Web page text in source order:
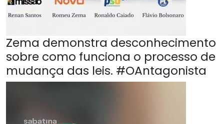
Zema demonstra desconhecimento
sobre como funciona o processo de
mudança das leis. #OAntagonista